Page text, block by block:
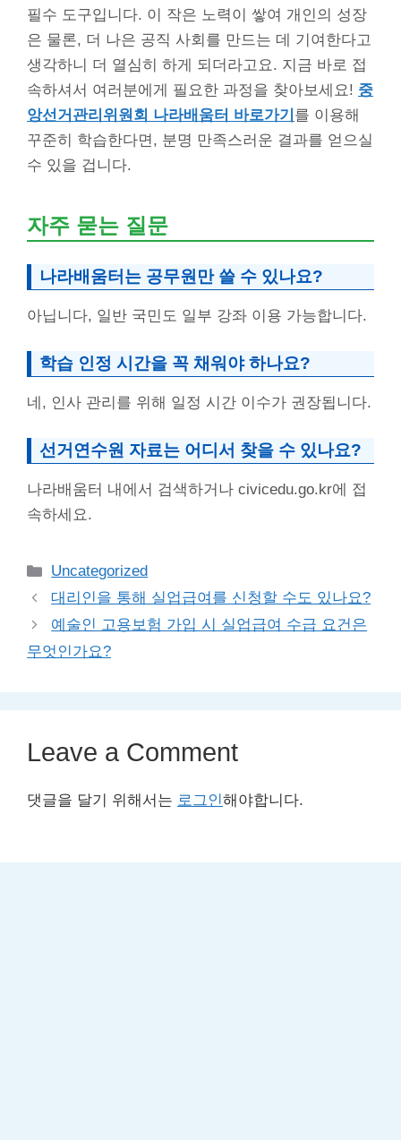
필수 도구입니다. 이 작은 노력이 쌓여 개인의 성장
은 물론, 더 나은 공직 사회를 만드는 데 기여한다고
생각하니 더 열심히 하게 되더라고요. 지금 바로 접
속하셔서 여러분에게 필요한 과정을 찾아보세요! 중
앙선거관리위원회 나라배움터 바로가기 를 이용해
꾸준히 학습한다면, 분명 만족스러운 결과를 얻으실
수 있을 겁니다.
자주 묻는 질문
나라배움터는 공무원만 쓸 수 있나요?
아닙니다, 일반 국민도 일부 강좌 이용 가능합니다.
학습 인정 시간을 꼭 채워야 하나요?
네, 인사 관리를 위해 일정 시간 이수가 권장됩니다.
선거연수원 자료는 어디서 찾을 수 있나요?
나라배움터 내에서 검색하거나 civicedu.go.kr에 접
속하세요.
Categories
Uncategorized
대리인을 통해 실업급여를 신청할 수도 있나요?
예술인 고용보험 가입 시 실업급여 수급 요건은
무엇인가요?
Leave a Comment
댓글을 달기 위해서는 로그인해야합니다.